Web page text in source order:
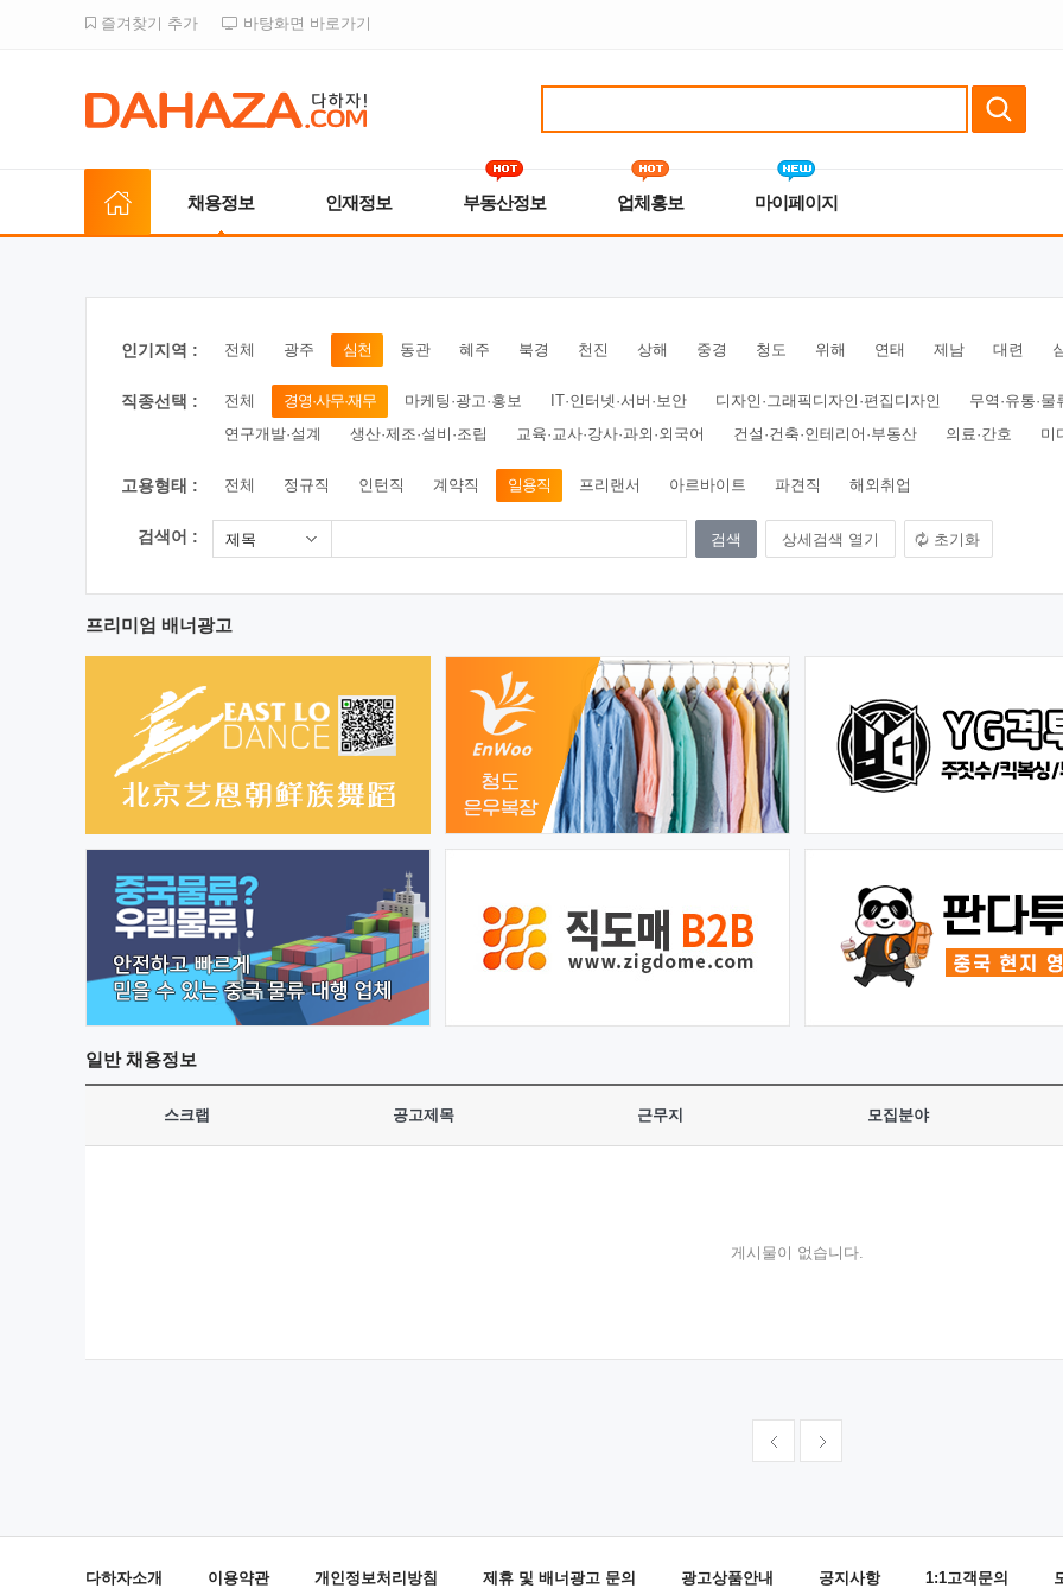
즐겨찾기 추가 바탕화면 바로가기
채용정보 인재정보 부동산정보 업체홍보 마이페이지
인기지역 : 전체 광주 심천 동관 혜주 북경 천진 상해 중경 청도 위해 연태 제남 대련
직종선택 : 전체 경영·사무·재무 마케팅·광고·홍보 IT·인터넷·서버·보안 디자인·그래픽디자인·편집디자인
무역·유통·물
연구개발·설계
생산·제조·설비·조립 교육·교사·강사·과외·외국어 건설·건축·인테리어·부동산 의료·간호 미
고용형태 : 전체 정규직 인턴직 계약직 일용직 프리랜서 아르바이트 파견직 해외취업
검색어 : 제목 상세검색 열기 초기화
프리미엄 배너광고
일반채용정보
스크랩 공고제목 근무지 모집분야
게시물이 없습니다.
다하자소개 이용약관 개인정보처리방침 제휴 및 배너광고 문의 광고상품안내 공지사항 1:1고객문의